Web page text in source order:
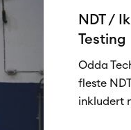
NDT /
Testing
Odda
fleste
inkludert